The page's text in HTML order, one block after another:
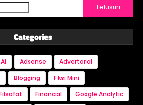
Categories
AI Adsense
Advertorial
Blogging
Fiksi Mini
Filsafat Financial
Google Analytic